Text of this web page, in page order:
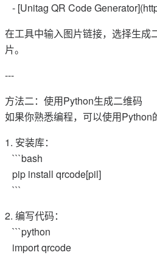
- [Unitag QR Code
在工具中输入图片链接，选择生成
片。
---
方法二：使用Python生成二维码
如果你熟悉编程，可以使用Python
1. 安装库：
```bash
pip install qrcode[pil]
```
2. 编写代码：
```python
import qrcode